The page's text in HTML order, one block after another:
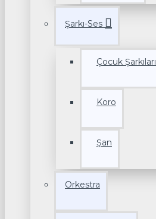
Şarkı-Ses
Çocuk Şarkıları
Koro
Şan
Orkestra